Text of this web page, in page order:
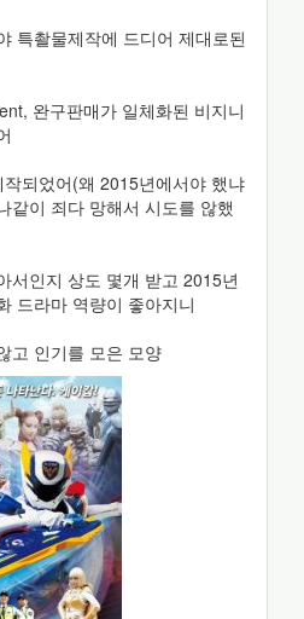
특촬물제작에 드디어 제대로된
완구판매가 일체화된 비지니
되었어(왜 2015년에서야 했냐
같이 죄다 망해서 시도를 않했
서인지 상도 몇개 받고 2015년
드라마 역량이 좋아지니
고 인기를 모은 모양